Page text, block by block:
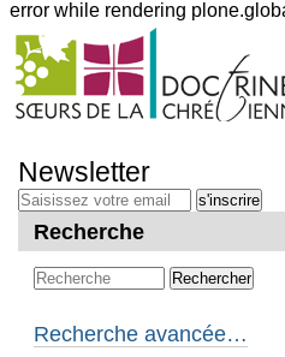
error while rendering
Outils
personnels
au
contenu.
Aller
navigation
Newsletter
Recherche
Recherche avancée…